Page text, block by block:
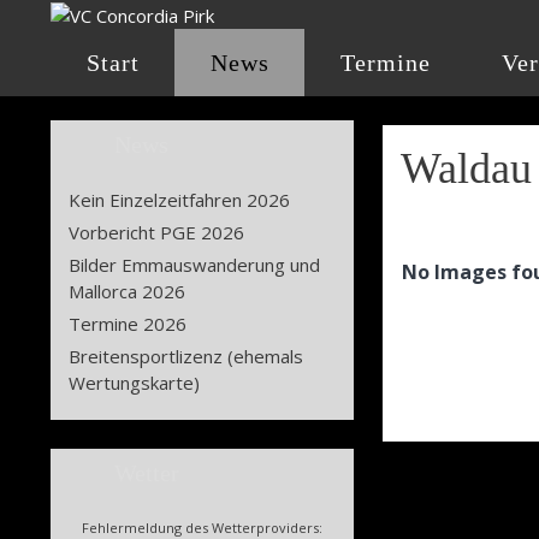
Start News Termine
No Images
Kein Einzelzeitfahren 2026
Vorbericht PGE 2026
Bilder Emmauswanderung und
Mallorca 2026
Termine 2026
Breitensportlizenz (ehemals
Wertungskarte)
Fehlermeldung des Wetterproviders: